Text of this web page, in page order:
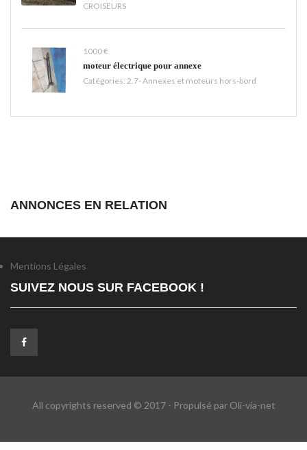
CROISEURS
1000 €
moteur électrique pour annexe
Catégories: 2.7- Annexes et moteurs hors-bord
ANNONCES EN RELATION
Mentions Légales
SUIVEZ NOUS SUR FACEBOOK !
All copyrights reserved © 2017 - Propulsé par Oli-via-net